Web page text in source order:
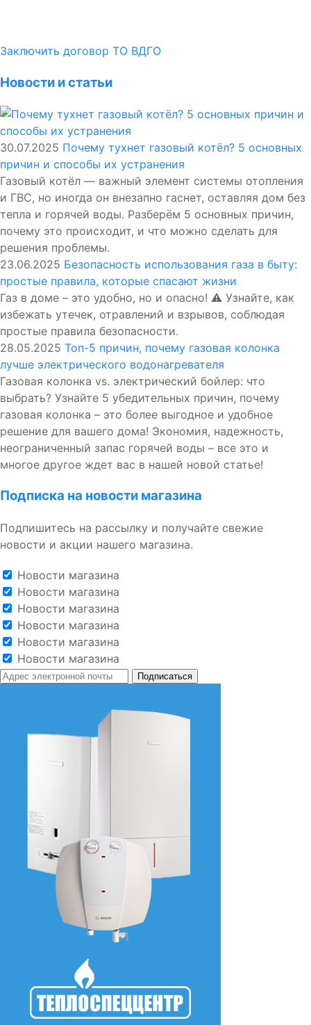
Заключить договор ТО ВДГО
Новости и статьи
30.07.2025 Почему тухнет газовый котёл? 5 основных
причин и способы их устранения
Газовый котёл — важный элемент системы отопления
и ГВС, но иногда он внезапно гаснет, оставляя дом без
тепла и горячей воды. Разберём 5 основных причин,
почему это происходит, и что можно сделать для
решения проблемы.
23.06.2025 Безопасность использования газа в быту:
простые правила, которые спасают жизни
Газ в доме – это удобно, но и опасно! ⚠️ Узнайте, как
избежать утечек, отравлений и взрывов, соблюдая
простые правила безопасности.
28.05.2025 Топ-5 причин, почему газовая колонка
лучше электрического водонагревателя
Газовая колонка vs. электрический бойлер: что
выбрать? Узнайте 5 убедительных причин, почему
газовая колонка – это более выгодное и удобное
решение для вашего дома! Экономия, надежность,
неограниченный запас горячей воды – все это и
многое другое ждет вас в нашей новой статье!
Подписка на новости магазина
Подпишитесь на рассылку и получайте свежие
новости и акции нашего магазина.
Новости магазина
Новости магазина
Новости магазина
Новости магазина
Новости магазина
Новости магазина